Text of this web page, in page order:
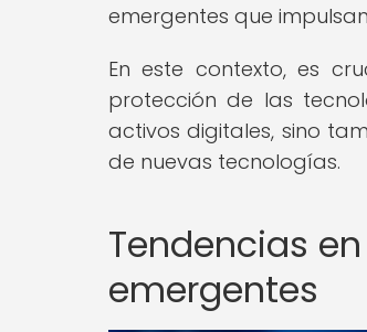
emergentes que
En este contexto, es
protección de las
activos digitales, sino
de nuevas tecnologías.
Tendencias
emergentes